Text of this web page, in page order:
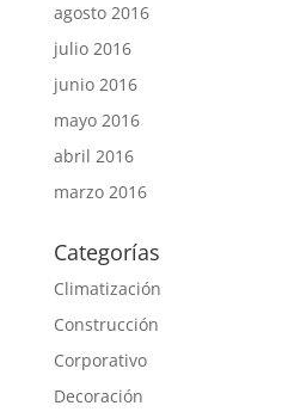
agosto 2016
julio 2016
junio 2016
mayo 2016
abril 2016
marzo 2016
Categorías
Climatización
Construcción
Corporativo
Decoración